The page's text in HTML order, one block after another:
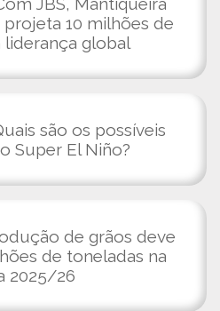
projeta 10 milhões de
liderança global
são os possíveis
Super El Niño?
de grãos deve
de toneladas na
2025/26